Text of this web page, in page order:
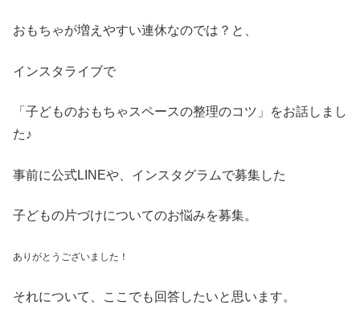
おもちゃが増えやすい連休なのでは？と、
インスタライブで
「子どものおもちゃスペースの整理のコツ」をお話しまし
た♪
事前に公式LINEや、インスタグラムで募集した
子どもの片づけについてのお悩みを募集。
ありがとうございました！
それについて、ここでも回答したいと思います。